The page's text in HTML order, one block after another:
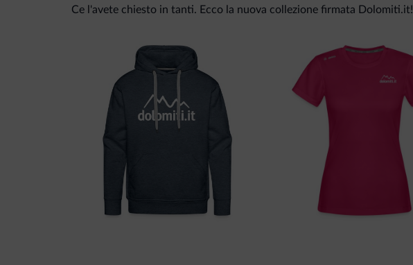
Ce l'avete chiesto in tanti. Ecco la nuova collezione firmata Dolomiti.it!